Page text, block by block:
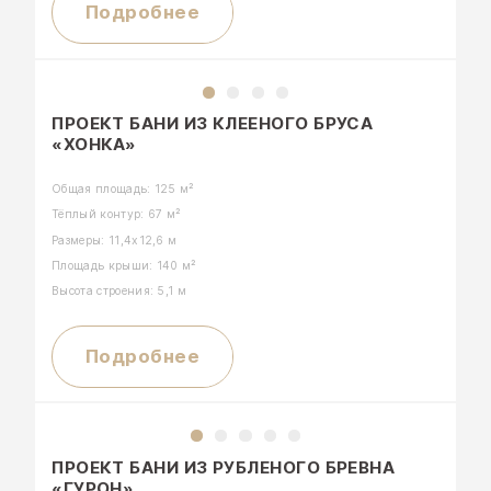
+7 (915) 005-30-05
Подробнее
ПРОЕКТ БАНИ ИЗ КЛЕЕНОГО БРУСА
«ХОНКА»
Общая площадь: 125 м²
Тёплый контур: 67 м²
Размеры: 11,4х12,6 м
Площадь крыши: 140 м²
Высота строения: 5,1 м
Подробнее
ПРОЕКТ БАНИ ИЗ РУБЛЕНОГО БРЕВНА